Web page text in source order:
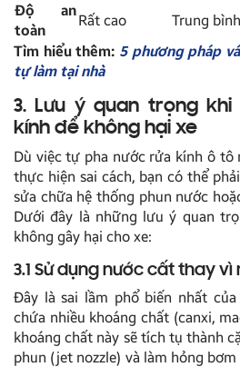
Độ an
toàn
Rất cao Trung bình
Tìm hiểu thêm: 5 phương pháp
tự làm tại nhà
3. Lưu ý quan trọng
kính để không hại xe
Dù việc tự pha nước rửa kính ô tô
thực hiện sai cách, bạn có thể
sửa chữa hệ thống phun nước
Dưới đây là những lưu ý quan
không gây hại cho xe:
3.1 Sử dụng nước cất thay
Đây là sai lầm phổ biến nhất
chứa nhiều khoáng chất (canxi,
khoáng chất này sẽ tích tụ thành
phun (jet nozzle) và làm hỏng